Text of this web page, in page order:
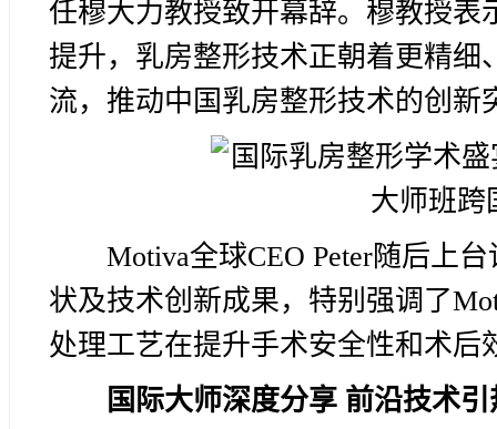
任穆大力教授致开幕辞。穆教授
提升，乳房整形技术正朝着更精
流，推动中国乳房整形技术的创新
Motiva全球CEO Peter随后上
状及技术创新成果，特别强调了
处理工艺在提升手术安全性和术后
国际大师深度分享 前沿技术引